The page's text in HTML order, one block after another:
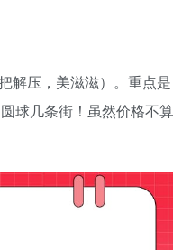
压，美滋滋）。 重点是
球几条街！虽然价格不算